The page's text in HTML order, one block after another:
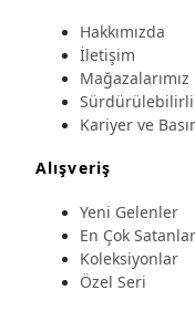
Hakkımızda
İletişim
Mağazalarımız
Kariyer ve
Alışveriş
Yeni Gelenler
En Çok Satanlar
Koleksiyonlar
Özel Seri